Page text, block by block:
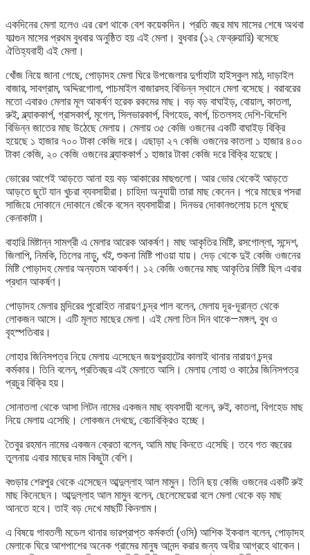
একদিনের মেলা হলেও এর রেশ থাকে বেশ কয়েকদিন। প্রতি বছর মাঘ মাসের শেষে অথবা
ফাল্গুন মাসের প্রথম বুধবার অনুষ্ঠিত হয় এই মেলা। বুধবার (১২ ফেব্রুয়ারি) বসেছে
ঐতিহ্যবাহী এই মেলা।
খোঁজ নিয়ে জানা গেছে, পোড়াদহ মেলা ঘিরে উপজেলার দুর্গাহাটা হাইস্কুল মাঠ, দাড়াইল
বাজার, সাবগ্রাম, অদ্দিরগোলা, পাচমাইল বাজারসহ বিভিন্ন স্থানে মেলা বসেছে। বরাবরের
মতো এবারও মেলার মূল আকর্ষণ হরেক রকমের মাছ। বড় বড় বাঘাইড়, বোয়াল, কাতলা,
রুই, ব্ল্যাককার্প, গ্রাসকার্প, মৃগেল, সিলভারকার্প, বিগহেড, কার্প, চিতলসহ দেশি-বিদেশি
বিভিন্ন জাতের মাছ উঠেছে মেলায়। মেলায় ৩৫ কেজি ওজনের একটি বাঘাইড় বিক্রি
হয়েছে ১ হাজার ৭০০ টাকা কেজি দরে। এছাড়া ২৭ কেজি ওজনের কাতলা ১ হাজার ৪০০
টাকা কেজি, ২০ কেজি ওজনের ব্ল্যাককার্প ১ হাজার টাকা কেজি দরে বিক্রি হয়েছে।
ভোরের আগেই আড়তে আনা হয় বড় আকারের মাছগুলো। আর ভোর থেকেই আড়তে
আড়তে ছুটে যান খুচরা ব্যবসায়ীরা। চাহিদা অনুযায়ী তারা মাছ কেনেন। পরে মাছের পসরা
সাজিয়ে দোকানে দোকানে জেঁকে বসেন ব্যবসায়ীরা। দিনভর দোকানগুলোয় চলে ধুমছে
কেনাকাটা।
বাহারি মিষ্টান্ন সামগ্রী এ মেলার আরেক আকর্ষণ। মাছ আকৃতির মিষ্টি, রসগোল্লা, সন্দেশ,
জিলাপি, নিমকি, তিলের নাড়ু, খই, শুকনা মিষ্টি পাওয়া যায়। দেড় থেকে দুই কেজি ওজনের
মিষ্টি পোড়াদহ মেলার অন্যতম আকর্ষণ। ১২ কেজি ওজনের মাছ আকৃতির মিষ্টি ছিল এবার
প্রধান আকর্ষণ।
পোড়াদহ মেলার মন্দিরের পুরোহিত নারায়ণ চন্দ্র পাল বলেন, মেলায় দূর-দূরান্ত থেকে
লোকজন আসে। এটি মূলত মাছের মেলা। এই মেলা তিন দিন থাকে—মঙ্গল, বুধ ও
বৃহস্পতিবার।
লোহার জিনিসপত্র নিয়ে মেলায় এসেছেন জয়পুরহাটের কালাই থানার নারায়ণ চন্দ্র
কর্মকার। তিনি বলেন, প্রতিবছর এই মেলাতে আসি। মেলায় লোহা ও কাঠের জিনিসপত্র
প্রচুর বিক্রি হয়।
সোনাতলা থেকে আসা লিটন নামের একজন মাছ ব্যবসায়ী বলেন, রুই, কাতলা, বিগহেড মাছ
নিয়ে মেলায় এসেছি। লোকজন দেখছে, বেচাবিক্রিও হচ্ছে।
তৈবুর রহমান নামের একজন ক্রেতা বলেন, আমি মাছ কিনতে এসেছি। তবে গত বছরের
তুলনায় এবার মাছের দাম কিছুটা বেশি।
বগুড়ার শেরপুর থেকে এসেছেন আব্দুল্লাহ আল মামুন। তিনি ছয় কেজি ওজনের একটি রুই
মাছ কিনেছেন। আব্দুল্লাহ আল মামুন বলেন, ছেলেমেয়েরা বলে মেলা থেকে বড় মাছ
আনতে হবে। তাই বড় দেখে মাছটি কিনলাম।
এ বিষয়ে গাবতলী মডেল থানার ভারপ্রাপ্ত কর্মকর্তা (ওসি) আশিক ইকবাল বলেন, পোড়াদহ
মেলাকে ঘিরে আশপাশের অনেক গ্রামের মানুষ আনন্দ করার জন্য অধীর আগ্রহে থাকেন।